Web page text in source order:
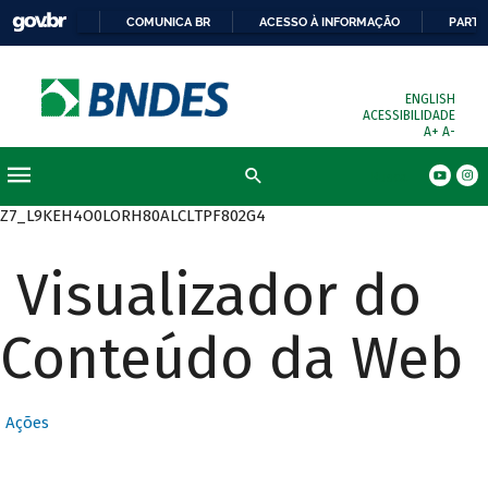
COMUNICA BR ACESSO À INFORMAÇÃO
ENGLISH
ACESSIBILIDADE
A+ A-
Z7_L9KEH4O0LORH80ALCLTPF802G4
Visualizador do
Conteúdo da Web
Ações